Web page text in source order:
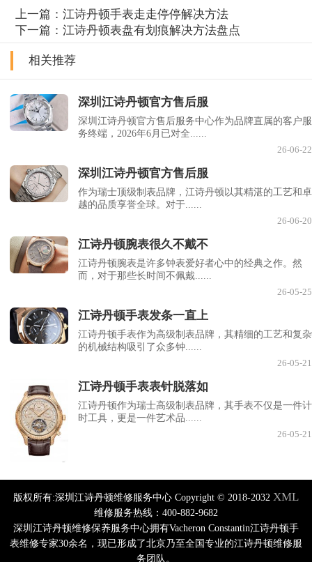
上一篇：江诗丹顿手表走走停停解决方法
下一篇：江诗丹顿表盘有划痕解决方法盘点
相关推荐
深圳江诗丹顿官方售后服
深圳江诗丹顿官方售后服务中心作为品牌直属的客户服
务终端，2026年6月已对全......
26-06-22
深圳江诗丹顿官方售后服
作为瑞士顶级制表品牌，江诗丹顿以其精湛的工艺和卓
越的品质享誉全球。对于......
26-06-20
江诗丹顿腕表很久不戴不
江诗丹顿腕表是许多钟表爱好者心中的经典之作。然
而，对于那些长时间不佩戴......
26-05-25
江诗丹顿手表发条一直上
江诗丹顿手表作为高级制表品牌，其精细的工艺和复杂
的机械结构吸引了众多钟......
26-05-21
江诗丹顿手表表针脱落如
江诗丹顿作为瑞士高级制表品牌，其手表不仅是一件计
时工具，更是一件艺术品......
26-05-21
版权所有:深圳江诗丹顿维修服务中心 Copyright © 2018-2032 XML
维修服务热线：400-882-9682
深圳江诗丹顿维修保养服务中心拥有Vacheron Constantin江诗丹顿手
表维修专家30余名，现已形成了北京乃至全国专业的江诗丹顿维修服
务团队。